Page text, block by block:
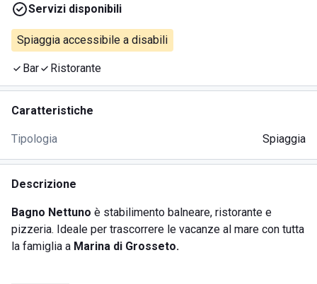
Servizi disponibili
Spiaggia accessibile a disabili
Bar Ristorante
Caratteristiche
Tipologia Spiaggia
Descrizione
Bagno Nettuno è stabilimento balneare, ristorante e
pizzeria. Ideale per trascorrere le vacanze al mare con tutta
la famiglia a Marina di Grosseto.